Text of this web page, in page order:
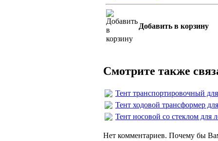
Добавить в корзину
Смотрите также
Тент транспортировочный
Тент ходовой трансформер
Тент носовой со стеклом
Нет комментариев. Почему бы